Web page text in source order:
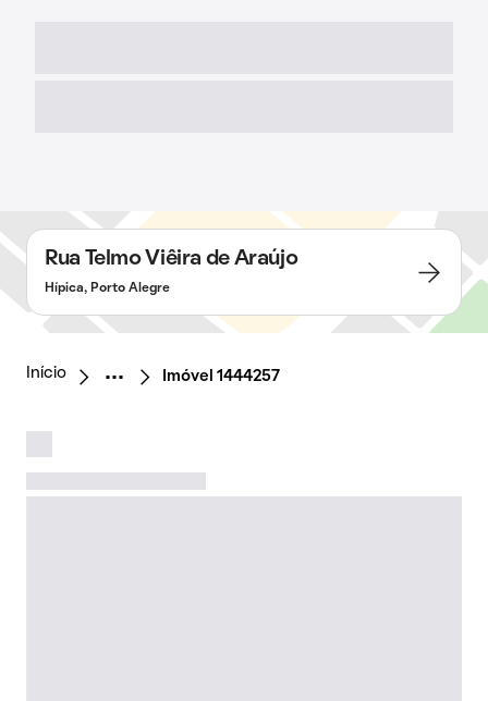
Rua Telmo Viêira de Araújo
Hípica, Porto Alegre
Início Imóvel 1444257